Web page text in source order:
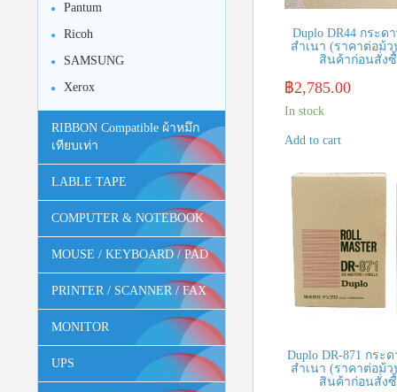
Duplo DR44 กระด
สำเนา (ราคาต่อม้
สินค้าก่อนสั่ง
฿2,785.00
In stock
Add to cart
Duplo DR-871 กระ
สำเนา (ราคาต่อม้
สินค้าก่อนสั่ง
Pantum
Ricoh
SAMSUNG
Xerox
RIBBON Compatible ผ้าหมึก
เทียบเท่า
LABLE TAPE
COMPUTER & NOTEBOOK
MOUSE / KEYBOARD / PAD
PRINTER / SCANNER / FAX
MONITOR
UPS